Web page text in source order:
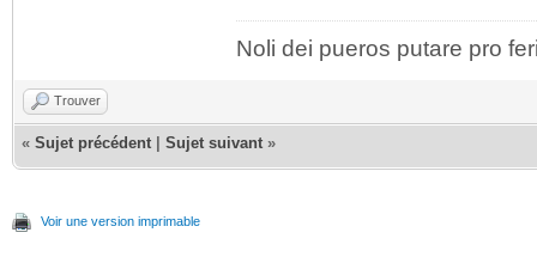
Noli dei pueros putare pro
Trouver
« Sujet précédent Sujet suivant »
Voir une version imprimable